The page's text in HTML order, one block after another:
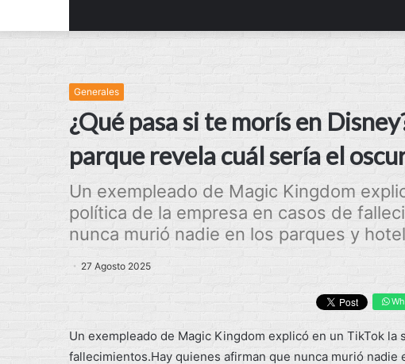
Generales
¿Qué pasa si te morís en
parque revela cuál sería el
Un exempleado de Magic Kingdom
política de la empresa en casos de
nunca murió nadie en los parques y
27 Agosto 2025
Un exempleado de Magic Kingdom explicó en un TikTok
fallecimientos.Hay quienes afirman que nunca murió